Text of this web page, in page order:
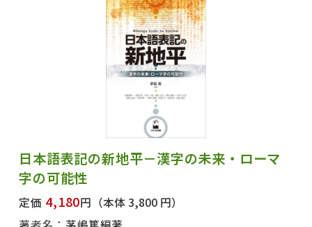
日本語表記の新地平－漢字の未来・ローマ
字の可能性
定価 4,180円 （本体 3,800 円）